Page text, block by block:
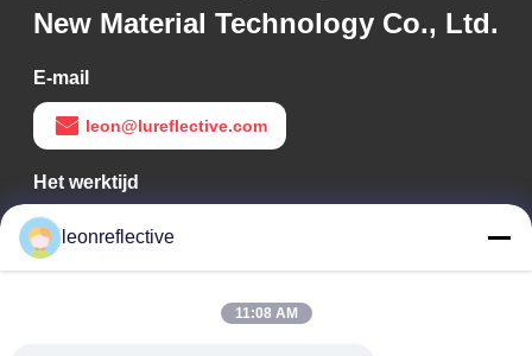
New Material Technology Co., Ltd.
E-mail
leon@lureflective.com
Het werktijd
9:00-18:00
Ons adres
leonreflective
11:08 AM